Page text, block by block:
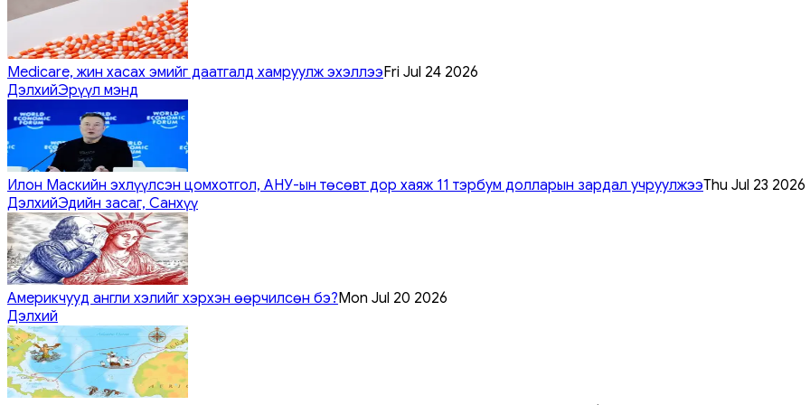
Medicare, жин хасах эмийг даатгалд хамруулж эхэллээFri Jul 24 2026
ДэлхийЭрүүл мэнд
Илон Маскийн эхлүүлсэн цомхотгол, АНУ-ын төсөвт дор хаяж 11 тэрбум долларын зардал учруулжээThu Jul 23 2026
ДэлхийЭдийн засаг, Санхүү
Америкчууд англи хэлийг хэрхэн өөрчилсөн бэ?Mon Jul 20 2026
Дэлхий